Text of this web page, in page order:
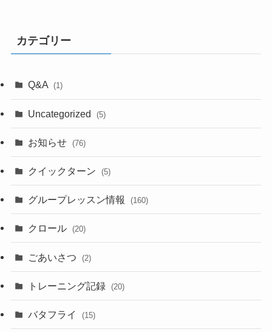
カテゴリー
Q&A (1)
Uncategorized (5)
お知らせ (76)
クイックターン (5)
グループレッスン情報 (160)
クロール (20)
ごあいさつ (2)
トレーニング記録 (20)
バタフライ (15)